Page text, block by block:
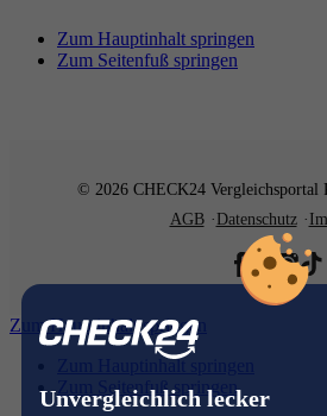
Unvergleichlich lecker
Zum Hauptinhalt springen
Zum Seitenfuß springen
© 2026 CHECK24 Vergleichsportal
AGB
Datenschutz
Zum Hauptinhalt springen
Zum Hauptinhalt springen
Zum Seitenfuß springen